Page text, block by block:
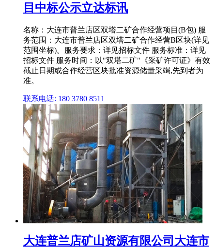
目中标公示立达标讯
名称：大连市普兰店区双塔二矿合作经营项目(B包) 服
务范围：大连市普兰店区双塔二矿合作经营B区块(详见
范围坐标)。服务要求：详见招标文件 服务标准：详见
招标文件 服务时间：以"双塔二矿"《采矿许可证》有效
截止日期或合作经营区块批准资源储量采竭,先到者为
准。
联系电话: 180 3780 8511
大连普兰店矿山资源有限公司大连市